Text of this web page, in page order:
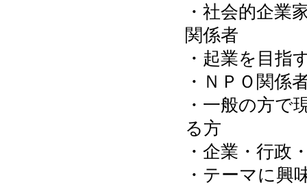
・社会的企業
関係者
・起業を目指
・ＮＰＯ関係
・一般の方で
る方
・企業・行政
・テーマに興